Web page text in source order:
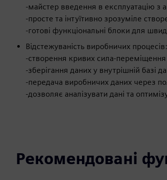
-майстер введення в експлуатацію з
-просте та інтуїтивно зрозуміле
-готові функціональні блоки для
Відстежуваність виробничих процесів:
-створення кривих сила-переміщення
-зберігання даних у внутрішній базі
-передача виробничих даних через
-дозволяє аналізувати дані та
Рекомендовані